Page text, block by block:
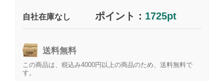
自社在庫なし ポイント： 1725pt
送料無料
この商品は、税込み4000円以上の商品のため、送料無料で
す。